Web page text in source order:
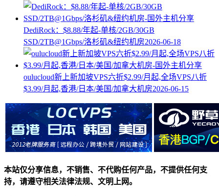
DediRock：$8.88/年起-单核/2GB/30GB
SSD/2TB@1Gbps/洛杉矶&纽约机房2026-06-18
oulucloud新上新加坡VPS六折$2.99/月起,全场VPS八折
$3.99/月起,香港/日本/美国/加拿大机房2026-06-15
本站仅分享信息，不销售、不代购任何产品，不提供任何支
持，请遵守相关法律法规、文明上网。